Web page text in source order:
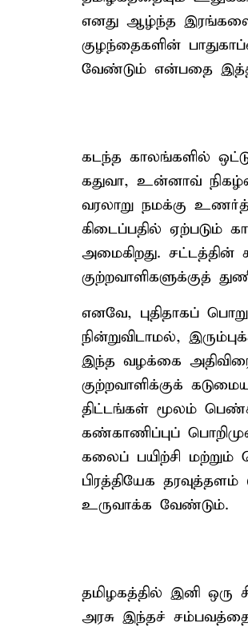
எனது ஆழ்ந்த
குழந்தைகளின்
வேண்டும் என்பதை
கடந்த காலங்களில்
கதுவா, உன்னாவ்
வரலாறு நமக்கு
கிடைப்பதில் ஏற்படும்
அமைகிறது.
குற்றவாளிகளுக்குத்
எனவே, புதிதாகப்
நின்றுவிடாமல்,
இந்த வழக்கை
குற்றவாளிக்குக்
திட்டங்கள் மூலம்
கண்காணிப்புப்
கலைப் பயிற்சி
பிரத்தியேக
உருவாக்க வேண்டும்.
தமிழகத்தில் இனி ஒரு
அரசு இந்தச்